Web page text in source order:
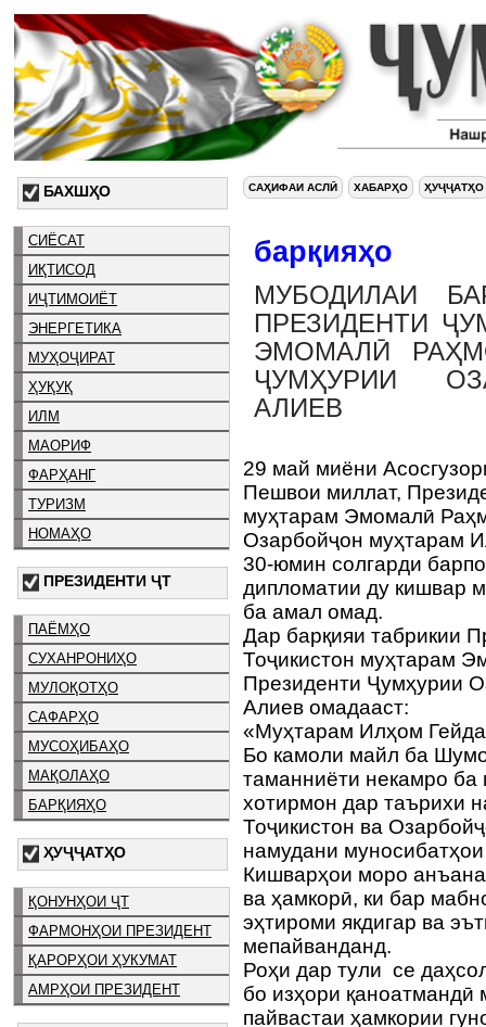
БАХШҲО
СИЁСАТ
ИҚТИСОД
ИҶТИМОИЁТ
ЭНЕРГЕТИКА
МУҲОҶИРАТ
ҲУҚУҚ
ИЛМ
МАОРИФ
ФАРҲАНГ
ТУРИЗМ
НОМАҲО
ПРЕЗИДЕНТИ ҶТ
ПАЁМҲО
СУХАНРОНИҲО
МУЛОҚОТҲО
САФАРҲО
МУСОҲИБАҲО
МАҚОЛАҲО
БАРҚИЯҲО
ҲУҶҶАТҲО
ҚОНУНҲОИ ҶТ
ФАРМОНҲОИ ПРЕЗИДЕНТ
ҚАРОРҲОИ ҲУКУМАТ
АМРҲОИ ПРЕЗИДЕНТ
САҲИФАИ АСЛӢ ХАБАРҲО ҲУҶҶАТҲО
барқияҳо
МУБОДИЛАИ
ПРЕЗИДЕНТИ
ЭМОМАЛӢ
ҶУМҲУРИИ
АЛИЕВ
29 май миёни
Пешвои миллат,
муҳтарам Эмомалӣ
Озарбойҷон муҳтарам
30-юмин солгарди
дипломатии ду кишвар
ба амал омад.
Дар барқияи табрикии
Тоҷикистон муҳтарам
Президенти Ҷумҳурии
Алиев омадааст:
«Муҳтарам Илҳом
Бо камоли майл ба
таманниёти некамро ба
хотирмон дар таърихи
Тоҷикистон ва
намудани
Кишварҳои моро
ва ҳамкорӣ, ки бар
эҳтироми якдигар ва
мепайванданд.
Роҳи дар тули се
бо изҳори қаноатмандӣ
пайвастаи ҳамкории